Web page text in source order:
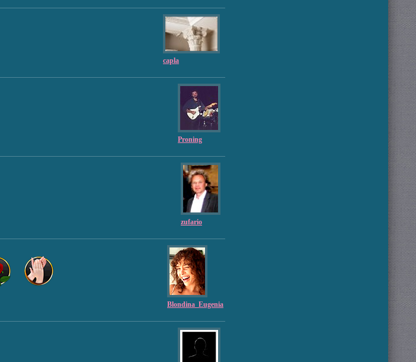
capla
Proning
zufario
Blondina_Eugenia